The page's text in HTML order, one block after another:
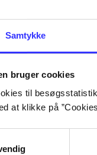
Samtykke
bruger cookies
til
at klikke på